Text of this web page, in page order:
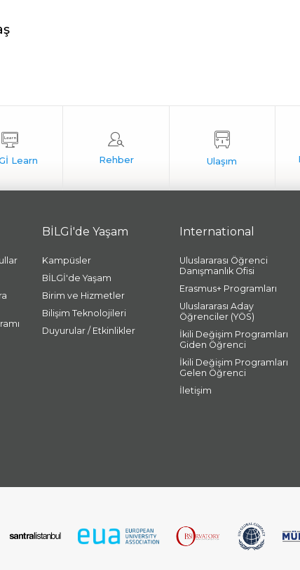
BİLGİ'de Yaşam
Kampüsler
BİLGİ'de Yaşam
Birim ve Hizmetler
Bilişim Teknolojileri
Duyurular / Etkinlikler
International
Uluslararası Öğrenci
Danışmanlık Ofisi
Erasmus+ Programları
Uluslararası Aday
Öğrenciler (YÖS)
İkili Değişim Programları
Giden Öğrenci
İkili Değişim Programları
Gelen Öğrenci
İletişim